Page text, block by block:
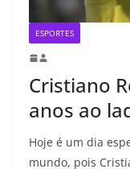
ESPORTES
Cristiano
anos ao
Hoje é um dia
mundo, pois